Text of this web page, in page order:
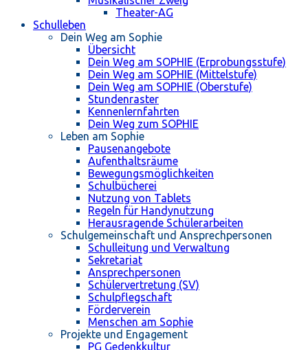
Theater-AG
Schulleben
Dein Weg am Sophie
Übersicht
Dein Weg am SOPHIE (Erprobungsstufe)
Dein Weg am SOPHIE (Mittelstufe)
Dein Weg am SOPHIE (Oberstufe)
Stundenraster
Kennenlernfahrten
Dein Weg zum SOPHIE
Leben am Sophie
Pausenangebote
Aufenthaltsräume
Bewegungsmöglichkeiten
Schulbücherei
Nutzung von Tablets
Regeln für Handynutzung
Herausragende Schülerarbeiten
Schulgemeinschaft und Ansprechpersonen
Schulleitung und Verwaltung
Sekretariat
Ansprechpersonen
Schülervertretung (SV)
Schulpflegschaft
Förderverein
Menschen am Sophie
Projekte und Engagement
PG Gedenkkultur